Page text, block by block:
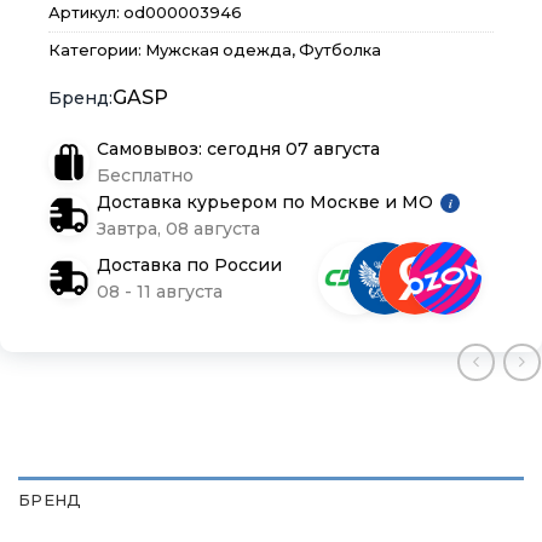
Артикул: od000003946
Категории: Мужская одежда, Футболка
GASP
Самовывоз: сегодня 07 августа
Бесплатно
Доставка курьером по Москве и МО
i
Завтра, 08 августа
Доставка по России
08 - 11 августа
БРЕНД
Контакты
Блог
Контакты
Блог
Контакты
Блог